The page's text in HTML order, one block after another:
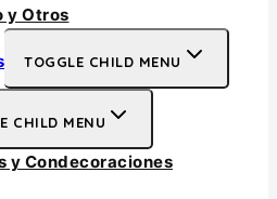
y Otros
TOGGLE CHILD MENU
CHILD MENU
y Condecoraciones